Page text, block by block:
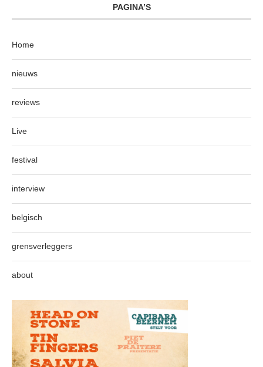
PAGINA’S
Home
nieuws
reviews
Live
festival
interview
belgisch
grensverleggers
about